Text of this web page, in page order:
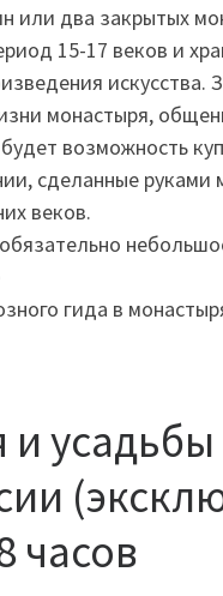
или два закрытых
15-17 веков и
искусства.
монастыря,
возможность
сделанные руками
веков.
гида в
усадьбы
часов